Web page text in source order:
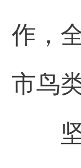
作，
市鸟